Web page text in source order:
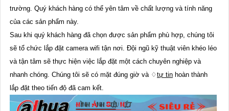
trường. Quý khách hàng có thể yên tâm về chất lượng và tính năng
của các sản phẩm này.
Sau khi quý khách hàng đã chọn được sản phẩm phù hợp, chúng tôi
sẽ tổ chức lắp đặt camera wifi tận nơi. Đội ngũ kỹ thuật viên khéo léo
và tận tâm sẽ thực hiện việc lắp đặt một cách chuyên nghiệp và
nhanh chóng. Chúng tôi sẽ có mặt đúng giờ và ♢tự tin hoàn thành
lắp đặt theo tiến độ đã cam kết.